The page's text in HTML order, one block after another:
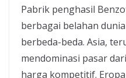
Pabrik penghasil
berbagai belahan
berbeda-beda. Asia,
mendominasi pasar
harga kompetitif.